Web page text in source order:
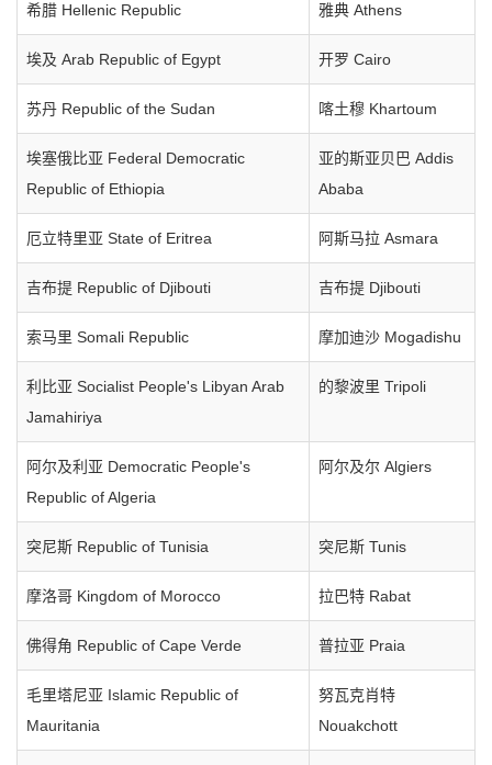
希腊 Hellenic Republic 雅典 Athens
埃及 Arab Republic of Egypt 开罗 Cairo
苏丹 Republic of the Sudan 喀土穆 Khartoum
埃塞俄比亚 Federal Democratic
Republic of Ethiopia
亚的斯亚贝巴 Addis
Ababa
厄立特里亚 State of Eritrea 阿斯马拉 Asmara
吉布提 Republic of Djibouti 吉布提 Djibouti
索马里 Somali Republic 摩加迪沙 Mogadishu
利比亚 Socialist People's Libyan Arab
Jamahiriya
的黎波里 Tripoli
阿尔及利亚 Democratic People's
Republic of Algeria
阿尔及尔 Algiers
突尼斯 Republic of Tunisia 突尼斯 Tunis
摩洛哥 Kingdom of Morocco 拉巴特 Rabat
佛得角 Republic of Cape Verde 普拉亚 Praia
毛里塔尼亚 Islamic Republic of
Mauritania
努瓦克肖特
Nouakchott